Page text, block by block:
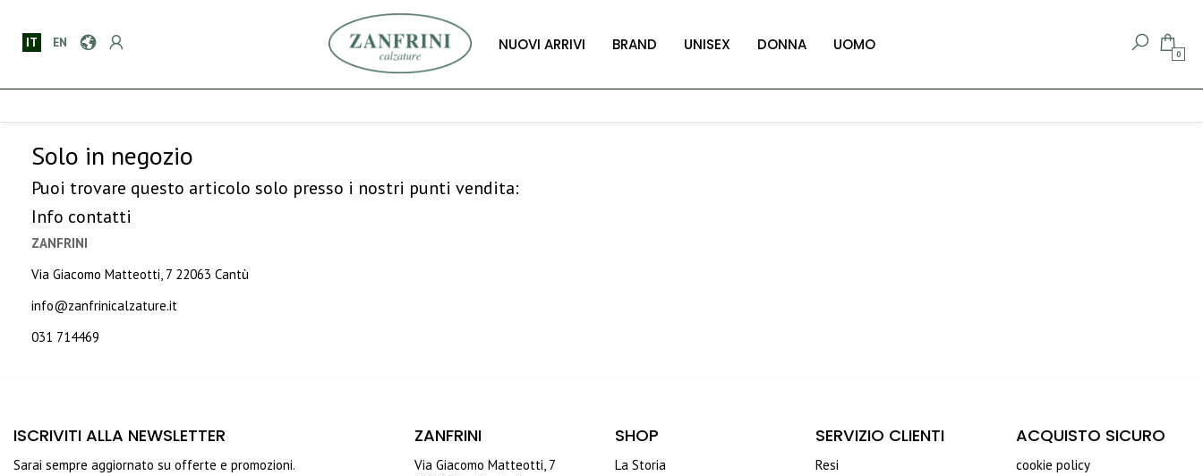
IT EN NUOVI ARRIVI BRAND UNISEX DONNA UOMO
0
Solo in negozio
Puoi trovare questo articolo solo presso i nostri punti vendita:
Info contatti
ZANFRINI
Via Giacomo Matteotti, 7 22063 Cantù
info@zanfrinicalzature.it
031 714469
ISCRIVITI ALLA NEWSLETTER
Sarai sempre aggiornato su offerte e promozioni.
ZANFRINI
Via Giacomo Matteotti, 7
SHOP
La Storia
SERVIZIO CLIENTI
Resi
ACQUISTO SICURO
cookie policy